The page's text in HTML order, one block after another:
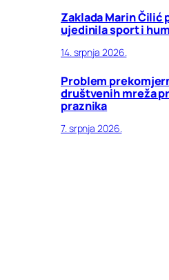
Zaklada Marin Čilić
ujedinila sport i
14. srpnja 2026.
Problem
društvenih mreža
praznika
7. srpnja 2026.